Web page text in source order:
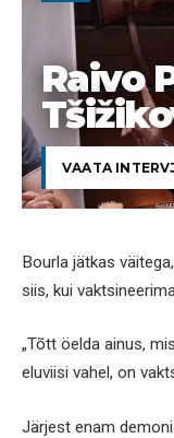
Raivo
VAATA
Bourla jätkas
siis, kui
„Tõtt öelda ainus,
eluviisi vahel, on
Järjest enam